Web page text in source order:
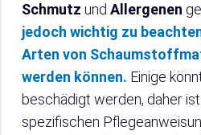
Schmutz und Allergenen
jedoch wichtig zu
Arten von
werden können. Einige
beschädigt werden, daher
spezifischen